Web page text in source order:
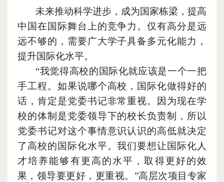
未来推动科学进步 ， 成为国家栋梁 ， 提高
中国在国际舞台上的竞争力。仅有高分是远
远不够的 ， 需要广大学子具备多元化能力 ，
提升国际化水平。
“我觉得高校的国际化就应该是一个一把
手工程。如果说哪个高校 ， 国际化做得好的
话 ， 肯定是党委书记非常重视。因为现在学
校的体制是党委领导下的校长负责制
， 所以
党委书记对这个事情意识认识的高低就决定
了高校的国际化水平。我们要想让国际化人
才培养能够有更高的水平 ，取得更好的效
果 ， 领导要更好 ， 更重视。”高层次项目专家